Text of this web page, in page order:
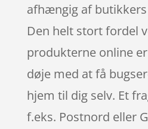
afhængig af
Den helt stort fordel
produkterne online
døje med at få
hjem til dig selv. Et
f.eks. Postnord eller